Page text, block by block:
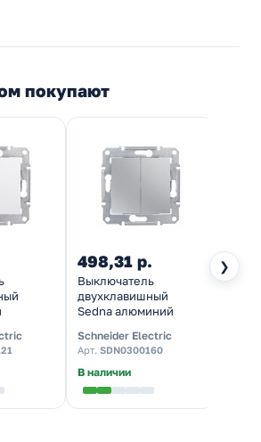
покупают
❯
498,31 р.
Выключатель
двухклавишный
Sedna алюминий
Schneider Electric
Арт. SDN0300160
В наличии